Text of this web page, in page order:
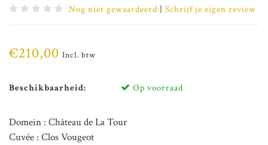
Nog niet gewaardeerd | Schrijf je eigen review
€210,00 Incl. btw
Beschikbaarheid: Op voorraad
Domein : Château de La Tour
Cuvée : Clos Vougeot